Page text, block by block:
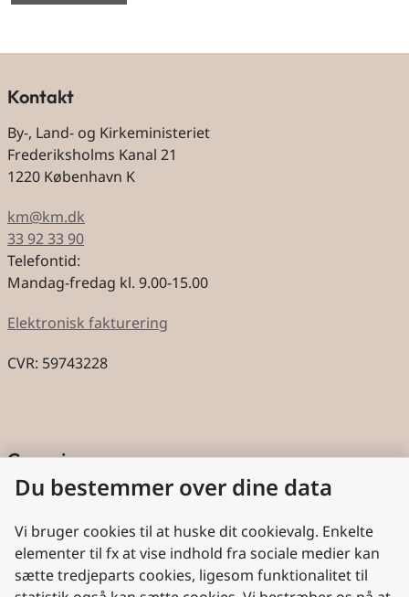
Kontakt
By-, Land- og Kirkeministeriet
Frederiksholms Kanal 21
1220 København K
km@km.dk
33 92 33 90
Telefontid:
Mandag-fredag kl. 9.00-15.00
Elektronisk fakturering
CVR: 59743228
Genveje
Cookies
Aktindsigt
Persondatabeskyttelse
Du bestemmer over dine data
Vi bruger cookies til at huske dit cookievalg. Enkelte
elementer til fx at vise indhold fra sociale medier kan
sætte tredjeparts cookies, ligesom funktionalitet til